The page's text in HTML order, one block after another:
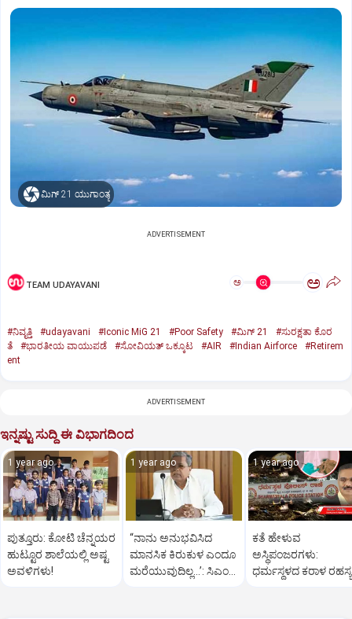
ಮಿಗ್‌ 21 ಯುಗಾಂತ್ಯ
ADVERTISEMENT
TEAM UDAYAVANI ಅ ಅ
#ನಿವೃತ್ತಿ #udayavani #Iconic MiG 21 #Poor Safety #ಮಿಗ್‌ 21
#ಸುರಕ್ಷತಾ ಕೊರ
ತೆ
#ಭಾರತೀಯ ವಾಯುಪಡೆ #ಸೋವಿಯತ್‌ ಒಕ್ಕೂಟ #AIR #Indian Airforce
#Retirem
ent
ADVERTISEMENT
ಇನ್ನಷ್ಟು ಸುದ್ದಿ ಈ ವಿಭಾಗದಿಂದ
1 year ago
ಪುತ್ತೂರು: ಕೋಟಿ ಚೆನ್ನಯರ
ಹುಟ್ಟೂರ ಶಾಲೆಯಲ್ಲಿ ಅಷ್ಟ
ಅವಳಿಗಳು!
1 year ago
“ನಾನು ಅನುಭವಿಸಿದ
ಮಾನಸಿಕ ಕಿರುಕುಳ ಎಂದೂ
ಮರೆಯುವುದಿಲ್ಲ…’: ಸಿಎಂ
1 year ago
ಕತೆ ಹೇಳುವ
ಅಸ್ಥಿಪಂಜರಗಳು:
ಧರ್ಮಸ್ಥಳದ‌ ಕರಾಳ ರಹಸ್ಯ